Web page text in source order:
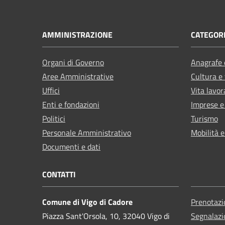
AMMINISTRAZIONE
Organi di Governo
Aree Amministrative
Uffici
Enti e fondazioni
Politici
Personale Amministrativo
Documenti e dati
Cultura
Vita
Imprese
Turismo
Mobilità
CONTATTI
Comune di Vigo di Cadore
Piazza Sant'Orsola, 10, 32040 Vigo di